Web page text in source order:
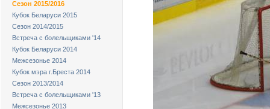
Сезон 2015/2016
Кубок Беларуси 2015
Сезон 2014/2015
Встреча с болельщиками '14
Кубок Беларуси 2014
Межсезонье 2014
Кубок мэра г.Бреста 2014
Сезон 2013/2014
Встреча с болельщиками '13
Межсезонье 2013